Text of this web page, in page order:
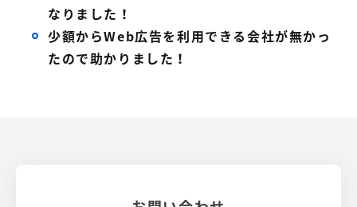
なりました！
少額からWeb広告を利用できる会社が無かっ
たので助かりました！